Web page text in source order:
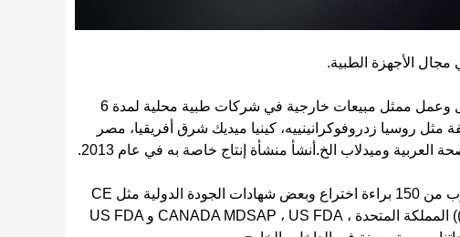
مديرنا العام تخرج في إنجليزية الأعمال وعمل ممثل مبيعات خارجية في شركات طبية محلية لمدة 6
روسيا زدروفوكرانينييه، كينيا ميديك شرق أفريقيا، مصر
وميدلاب الخ.أنشأ منشأة إنتاج خاصة به في عام 2013.
بعد سنوات من التطوير ، حققنا ما يقرب من 150 براءة اختراع وبعض شهادات الجودة الدولية مثل CE
((TUV) ، ISO13485 ((TUV) ، MHRA المملكة المتحدة ، CANADA MDSAP ، US FDA و US FDA